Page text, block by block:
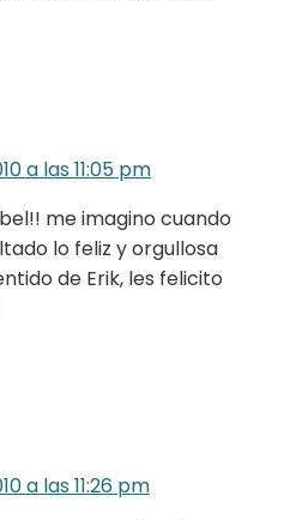
a las 11:05 pm
me imagino cuando
lo feliz y orgullosa
de Erik, les felicito
a las 11:26 pm